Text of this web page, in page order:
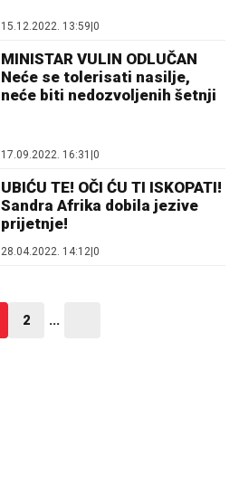
15.12.2022. 13:59 0
MINISTAR VULIN ODLUČAN
Neće se tolerisati nasilje,
neće biti nedozvoljenih šetnji
17.09.2022. 16:31 |0
UBIĆU TE! OČI ĆU TI ISKOPATI!
Sandra Afrika dobila jezive
prijetnje!
28.04.2022. 14:12|0
2 ...